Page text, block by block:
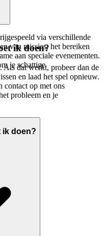
via verschillende
van missies, het bereiken
aan speciale evenementen.
je schattige
ik doen?
Als dat werkt, probeer dan de
en laad het spel opnieuw.
contact op met ons
probleem en je
ik doen?